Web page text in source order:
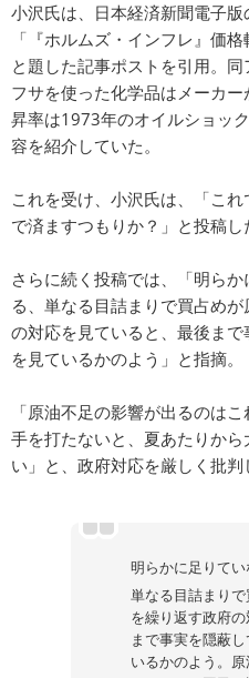
小沢氏は、日本経済新聞電子
「『ホルムズ・インフレ』価
と題した記事ポストを引用。
フサを使った化学品はメーカ
昇率は1973年のオイルショッ
容を紹介していた。
これを受け、小沢氏は、「こ
で済ますつもりか？」と投稿し
さらに続く投稿では、「明ら
る、単なる目詰まりで買占め
の対応を見ていると、最後ま
を見ているかのよう」と指摘。
「原油不足の影響が出るのは
手を打たないと、夏あたりか
い」と、政府対応を厳しく批判
明らかに足りてい
単なる目詰まりで
を繰り返す政府
まで事実を隠蔽
いるかのよう。